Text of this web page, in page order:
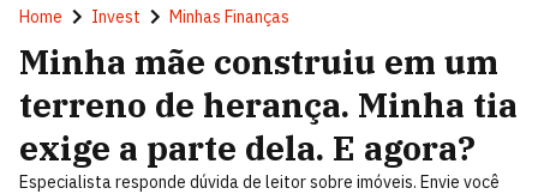
Home Invest Minhas Finanças
Minha mãe construiu em um
terreno de herança. Minha tia
exige a parte dela. E agora?
Especialista responde dúvida de leitor sobre imóveis. Envie você